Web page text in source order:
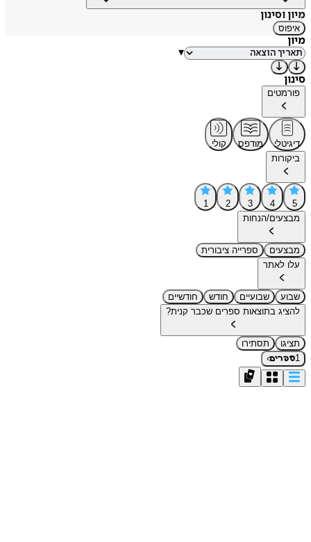
מיון וסינון
איפוס
מיון
▾
סינון
פורמטים
דיגיטלי מודפס
קולי
ביקורות
5
4
3
2
1
מבצעים/הנחות
מבצעים
ספרייה ציבורית
עלו לאתר
שבוע שבועיים חודש
חודשיים
להציג בתוצאות ספרים שכבר קנית?
תציגו
תסתירו
1ספרים›